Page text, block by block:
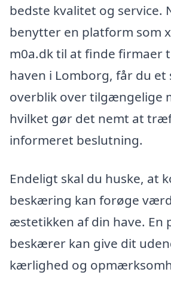
bedste kvalitet og service.
benytter en platform som
m0a.dk til at finde firmaer
haven i Lomborg, får du et
overblik over tilgængelige
hvilket gør det nemt at
informeret beslutning.
Endeligt skal du huske, at
beskæring kan forøge
æstetikken af din have. En
beskærer kan give dit
kærlighed og